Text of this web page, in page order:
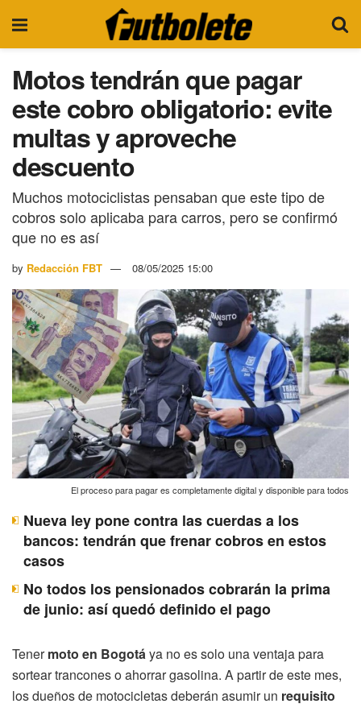
Motos tendrán que pagar
este cobro obligatorio: evite
multas y aproveche
descuento
Muchos motociclistas pensaban que este tipo de
cobros solo aplicaba para carros, pero se confirmó
que no es así
by Redacción FBT 08/05/2025 15:00
El proceso para pagar es completamente digital y disponible para todos
Nueva ley pone contra las cuerdas a los
bancos: tendrán que frenar cobros en estos
casos
No todos los pensionados cobrarán la prima
de junio: así quedó definido el pago
Tenermoto en Bogotáya no es solo una ventaja para
sortear trancones o ahorrar gasolina. A partir de este mes,
los dueños de motocicletas deberán asumir un requisito